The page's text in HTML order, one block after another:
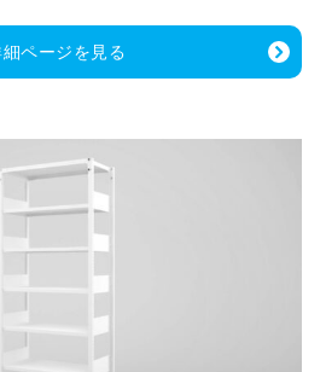
で、機能と安全性を高める多彩なア
ページを見る